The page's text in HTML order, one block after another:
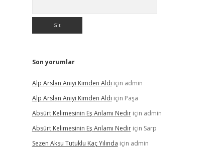
Son yorumlar
Alp Arslan Aniyi Kimden Aldı için admin
Alp Arslan Aniyi Kimden Aldı için Paşa
Absürt Kelimesinin Eş Anlamı Nediriçin admin
Absürt Kelimesinin Eş Anlamı Nediriçin Sarp
Sezen Aksu Tutuklu Kaç Yılında için admin